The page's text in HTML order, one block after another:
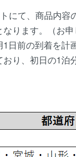
て、商品内容
ります。（お
前の到着を計
り、初日の1